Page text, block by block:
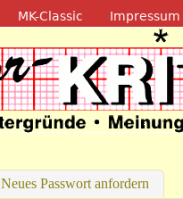
MK-Classic Impressum
Reiter)
Neues Passwort anfordern